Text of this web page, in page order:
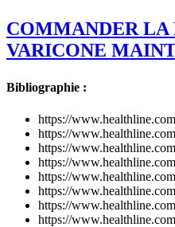
COMMANDER LA
VARICONE
Bibliographie :
https://
https://
https://
https://
https://
https://
https://
https://